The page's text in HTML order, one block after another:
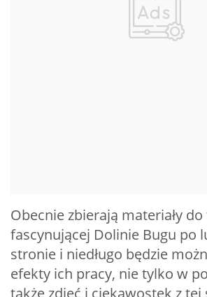
Obecnie zbierają materiały
fascynującej Dolinie Bugu po
stronie i niedługo będzie
efekty ich pracy, nie tylko w